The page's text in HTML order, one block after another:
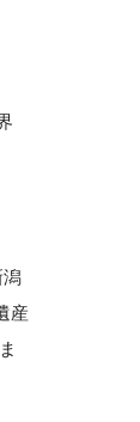
潟
産